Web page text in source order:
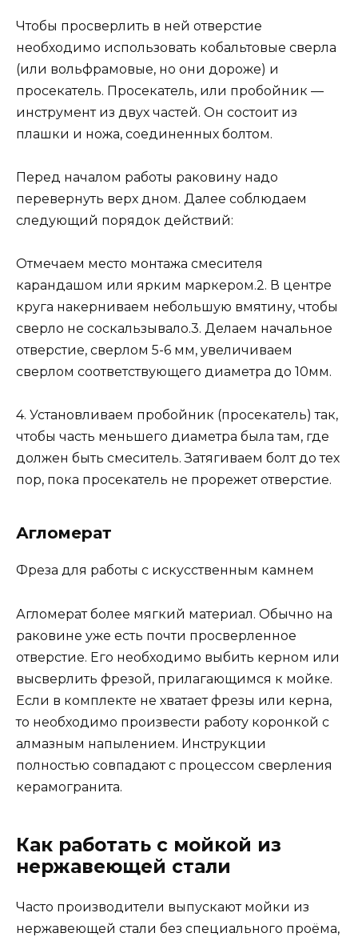
Чтобы просверлить в ней отверстие
необходимо использовать кобальтовые сверла
(или вольфрамовые, но они дороже) и
просекатель. Просекатель, или пробойник —
инструмент из двух частей. Он состоит из
плашки и ножа, соединенных болтом.
Перед началом работы раковину надо
перевернуть верх дном. Далее соблюдаем
следующий порядок действий:
Отмечаем место монтажа смесителя
карандашом или ярким маркером.2. В центре
круга накерниваем небольшую вмятину, чтобы
сверло не соскальзывало.3. Делаем начальное
отверстие, сверлом 5-6 мм, увеличиваем
сверлом соответствующего диаметра до 10мм.
4. Установливаем пробойник (просекатель) так,
чтобы часть меньшего диаметра была там, где
должен быть смеситель. Затягиваем болт до тех
пор, пока просекатель не прорежет отверстие.
Агломерат
Фреза для работы с искусственным камнем
Агломерат более мягкий материал. Обычно на
раковине уже есть почти просверленное
отверстие. Его необходимо выбить керном или
высверлить фрезой, прилагающимся к мойке.
Если в комплекте не хватает фрезы или керна,
то необходимо произвести работу коронкой с
алмазным напылением. Инструкции
полностью совпадают с процессом сверления
керамогранита.
Как работать с мойкой из
нержавеющей стали
Часто производители выпускают мойки из
нержавеющей стали без специального проёма,